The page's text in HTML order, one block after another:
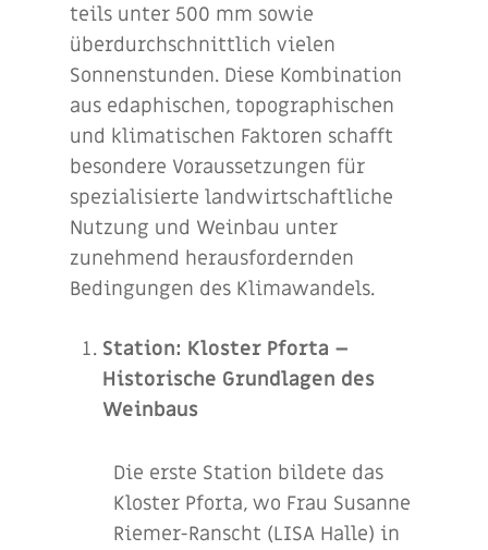
teils unter 500 mm sowie
überdurchschnittlich vielen
Sonnenstunden. Diese Kombination
aus edaphischen, topographischen
und klimatischen Faktoren schafft
besondere Voraussetzungen für
spezialisierte landwirtschaftliche
Nutzung und Weinbau unter
zunehmend herausfordernden
Bedingungen des Klimawandels.
Station: Kloster Pforta –
Historische Grundlagen des
Weinbaus
Die erste Station bildete das
Kloster Pforta, wo Frau Susanne
Riemer-Ranscht (LISA Halle) in